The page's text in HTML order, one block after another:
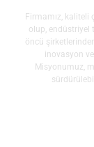
Firmamız, kaliteli
olup, endüstriyel
öncü
inovasyon
Misyonumuz,